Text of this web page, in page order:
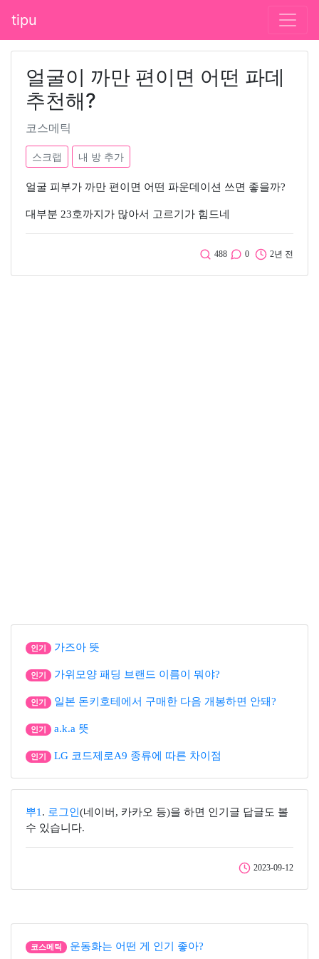
tipu
얼굴이 까만 편이면 어떤 파데
추천해?
코스메틱
스크랩 내 방 추가
얼굴 피부가 까만 편이면 어떤 파운데이션 쓰면 좋을까?
대부분 23호까지가 많아서 고르기가 힘드네
488 0 2년 전
인기 가즈아 뜻
인기 가위모양 패딩 브랜드 이름이 뭐야?
인기 일본 돈키호테에서 구매한 다음 개봉하면 안돼?
인기 a.k.a 뜻
인기 LG 코드제로A9 종류에 따른 차이점
뿌1 . 로그인 (네이버, 카카오 등)을 하면 인기글 답글도 볼
수 있습니다.
2023-09-12
코스메틱 운동화는 어떤 게 인기 좋아?